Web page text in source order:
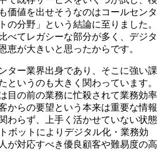
価値を出せそうなのはコールセンタ
の分野」という結論に至りました。
べてレガシーな部分が多く、デジタ
恵が大きいと思ったからです。
ター業界出身であり、そこに強い課
というのも大きく関わっています。
目の前の業務に忙殺されて業務効率
からの要望という本来は重要な情報
わらず、上手く活かせていない状態
ボットによりデジタル化・業務効
が対応すべき優良顧客や難易度の高